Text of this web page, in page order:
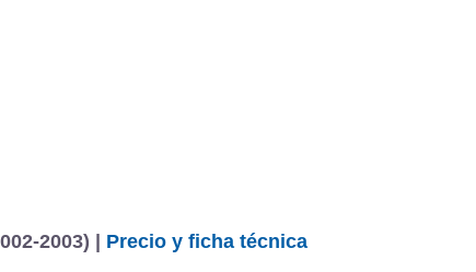
2003) | Precio y ficha técnica